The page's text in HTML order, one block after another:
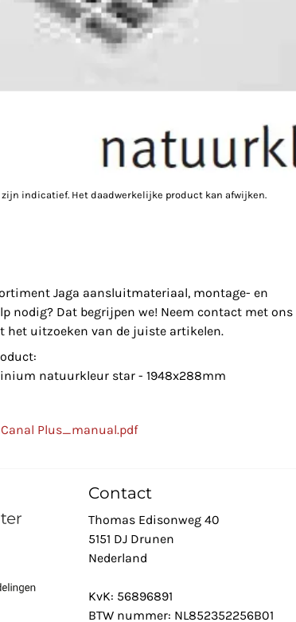
zijn indicatief. Het daadwerkelijke product kan afwijken.
Jaga aansluitmateriaal, montage- en
nodig? Dat begrijpen we! Neem contact met ons
het uitzoeken van de juiste artikelen.
natuurkleur star - 1948x288mm
Plus_manual.pdf
Contact
Thomas Edisonweg 40
5151 DJ Drunen
Nederland
KvK: 56896891
BTW nummer: NL852352256B01